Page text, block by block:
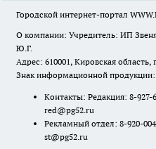
Городской интернет-портал
О компании: Учредитель: ИП
Ю.Г.
Адрес: 610001, Кировская
Знак информационной продукции:
Контакты: Редакция: 8-
red@pg52.ru
Рекламный отдел: 8-920-
st@pg52.ru